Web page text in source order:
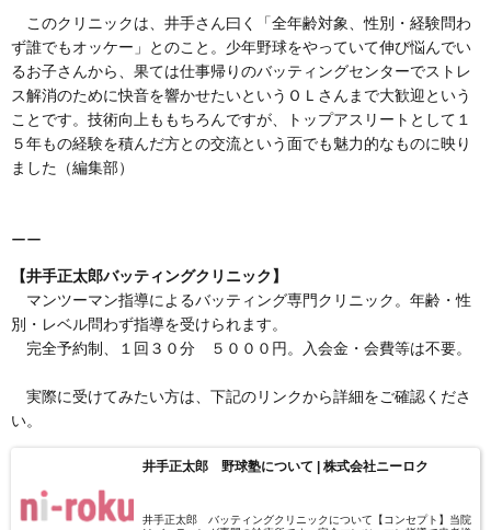
このクリニックは、井手さん曰く「全年齢対象、性別・経験問わ
ず誰でもオッケー」とのこと。少年野球をやっていて伸び悩んでい
るお子さんから、果ては仕事帰りのバッティングセンターでストレ
ス解消のために快音を響かせたいというＯＬさんまで大歓迎という
ことです。技術向上ももちろんですが、トップアスリートとして１
５年もの経験を積んだ方との交流という面でも魅力的なものに映り
ました（編集部）
ーー
【井手正太郎バッティングクリニック】
マンツーマン指導によるバッティング専門クリニック。年齢・性
別・レベル問わず指導を受けられます。
完全予約制、１回３０分 ５０００円。入会金・会費等は不要。
実際に受けてみたい方は、下記のリンクから詳細をご確認くださ
い。
井手正太郎 野球塾について | 株式会社ニーロク
井手正太郎 バッティングクリニックについて【コンセプト】当院